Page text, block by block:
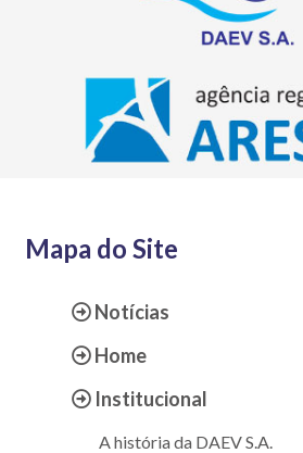
Mapa do Site
Notícias
Home
Institucional
A história da DAEV S.A.